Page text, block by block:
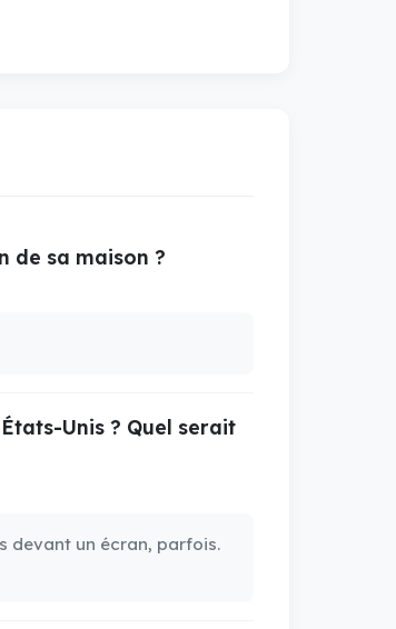
de sa maison ?
Unis ? Quel serait
devant un écran, parfois.